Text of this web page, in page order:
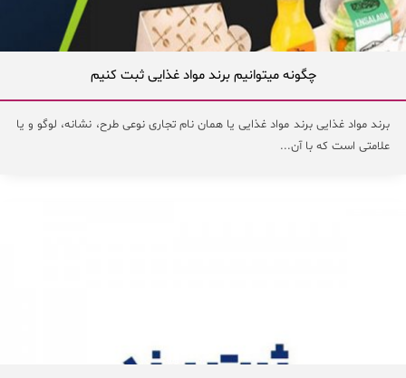
چگونه میتوانیم برند مواد غذایی ثبت کنیم
برند مواد غذایی برند مواد غذایی یا همان نام تجاری نوعی طرح، نشانه، لوگو و یا
علامتی است که با آن...